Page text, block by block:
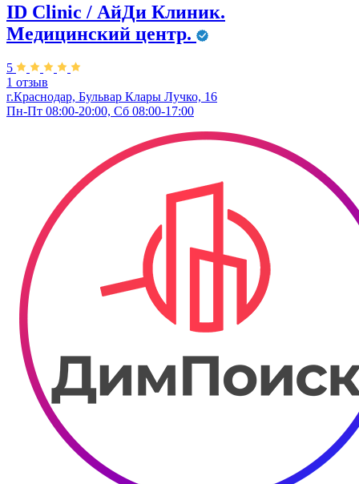
ID Clinic / АйДи Клиник.
Медицинский центр.
5
1 отзыв
г.Краснодар, Бульвар ​Клары Лучко, 16
Пн-Пт 08:00-20:00, Сб 08:00-17:00